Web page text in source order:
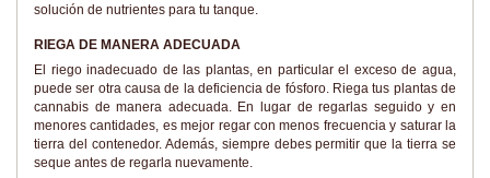
solución de nutrientes para tu tanque.
RIEGA DE MANERA ADECUADA
El riego inadecuado de las plantas, en particular el exceso de agua,
puede ser otra causa de la deficiencia de fósforo. Riega tus plantas de
cannabis de manera adecuada. En lugar de regarlas seguido y en
menores cantidades, es mejor regar con menos frecuencia y saturar la
tierra del contenedor. Además, siempre debes permitir que la tierra se
seque antes de regarla nuevamente.